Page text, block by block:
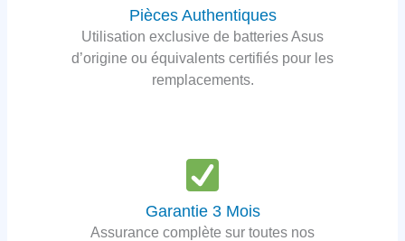
Pièces Authentiques
Utilisation exclusive de batteries Asus
d’origine ou équivalents certifiés pour les
remplacements.
Garantie 3 Mois
Assurance complète sur toutes nos